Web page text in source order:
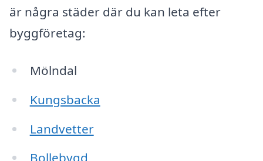
är några städer där du kan leta efter
byggföretag:
Mölndal
Kungsbacka
Landvetter